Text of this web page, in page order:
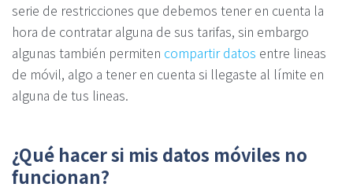
serie de restricciones que debemos tener en cuenta la
hora de contratar alguna de sus tarifas, sin embargo
algunas también permiten compartir datos entre lineas
de móvil, algo a tener en cuenta si llegaste al límite en
alguna de tus lineas.
¿Qué hacer si mis datos móviles no
funcionan?